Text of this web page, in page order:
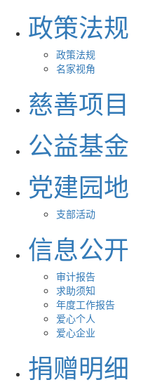
政策法规
政策法规
名家视角
慈善项目
公益基金
党建园地
支部活动
信息公开
审计报告
求助须知
年度工作报告
爱心个人
爱心企业
捐赠明细